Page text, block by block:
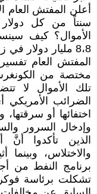
سنتاً من كل دولار
الأموال؟ كيف
8،8 مليار دولار
المفتش العام
مختصة من
تلك الأموال لا
الضرائب
اختفائها أو
وإدخال السرور
الذين تأكدوا
والاختلاس،
برنامج النفط من
تشكلت برئاسة